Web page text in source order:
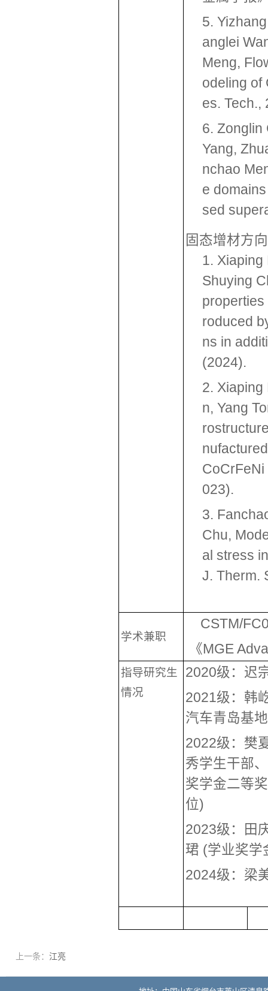
5.
anglei
Meng,
odeling of
es. Tech.,
6. Zonglin
Yang,
nchao
e
sed
固态增材方向
1. Xiaping
Shuying
roduced
ns in
(2024).
2. Xiaping
n, Yang
CoCrFeNi
023).
3.
Chu,
al stress
J. Therm.
学术兼职
CSTM/
《MGE
指导研究生
情况
2020级：迟
2021级：韩
汽车青岛基
2022级：樊
秀学生干部
奖学金二等
位)
2023级：田
珺 (学业奖学
2024级：梁
上一条： 江亮